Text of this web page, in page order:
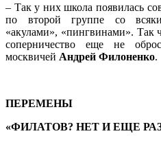
– Так у них школа появилась
по второй группе со
«акулами», «пингвинами». Так
соперничество еще не
москвичей Андрей Филоненко.
ПЕРЕМЕНЫ
«ФИЛАТОВ? НЕТ И ЕЩЕ